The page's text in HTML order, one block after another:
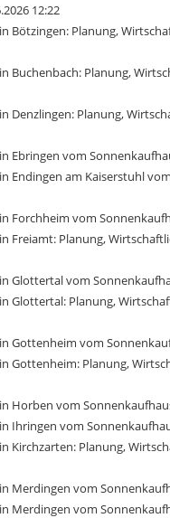
12:22
Bötzingen: Planung,
Buchenbach: Planung,
Denzlingen: Planung,
Ebringen vom
Endingen am Kaiserstuhl
Forchheim vom
Freiamt: Planung,
Glottertal vom
Glottertal: Planung,
Gottenheim vom
Gottenheim: Planung,
Horben vom
Ihringen vom
Kirchzarten: Planung,
Merdingen vom
Merdingen vom